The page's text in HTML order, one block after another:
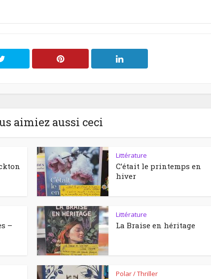
aimiez aussi ceci
Littérature
C’était le printemps en
hiver
–
Littérature
La Braise en héritage
Polar / Thriller